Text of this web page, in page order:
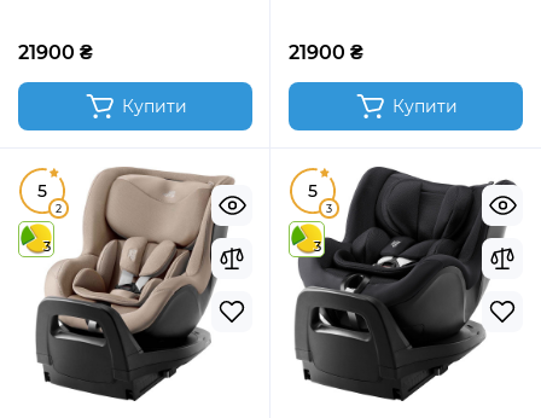
21900 ₴
Купити
21900 ₴
Купити
5
2
3
5
3
3